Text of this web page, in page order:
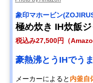
象印マホービン
極め炊き IH炊飯
税込み27,500円（
豪熱沸とうIHでう
メーカーによると 内釜自